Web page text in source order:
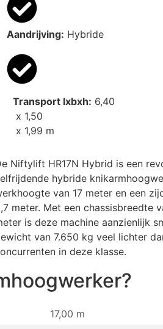
Aandrijving: Hybride
Transport lxbxh: 6,40
x 1,50
x 1,99 m
Niftylift HR17N Hybrid is een
hybride
van 17 meter en een
meter. Met een chassisbreedte
is deze machine aanzienlijk
van 7.650 kg veel lichter
in deze klasse.
?
17,00 m